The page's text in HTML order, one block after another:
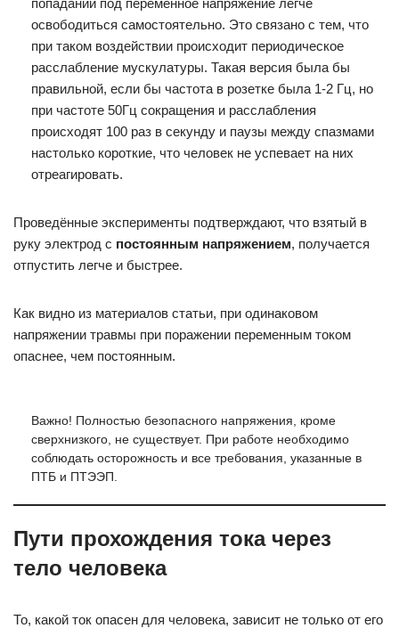
попадании под переменное напряжение легче
освободиться самостоятельно. Это связано с тем, что
при таком воздействии происходит периодическое
расслабление мускулатуры. Такая версия была бы
правильной, если бы частота в розетке была 1-2 Гц, но
при частоте 50Гц сокращения и расслабления
происходят 100 раз в секунду и паузы между спазмами
настолько короткие, что человек не успевает на них
отреагировать.
Проведённые эксперименты подтверждают, что взятый в
руку электрод с постоянным напряжением, получается
отпустить легче и быстрее.
Как видно из материалов статьи, при одинаковом
напряжении травмы при поражении переменным током
опаснее, чем постоянным.
Важно! Полностью безопасного напряжения, кроме
сверхнизкого, не существует. При работе необходимо
соблюдать осторожность и все требования, указанные в
ПТБ и ПТЭЭП.
Пути прохождения тока через
тело человека
То, какой ток опасен для человека, зависит не только от его